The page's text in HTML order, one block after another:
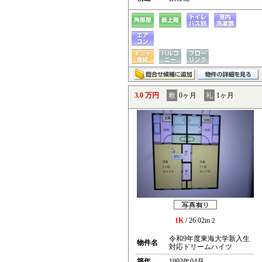
3.0 万円 敷 0ヶ月 礼 1ヶ月
1K/ 26.02m 2
物件名
令和9年度東海大学新入生
対応ドリームハイツ